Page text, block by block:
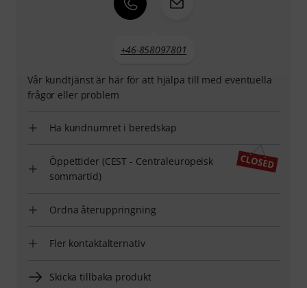
+46-858097801
Vår kundtjänst är här för att hjälpa till med eventuella
frågor eller problem
Ha kundnumret i beredskap
Öppettider (CEST - Centraleuropeisk
sommartid)
Ordna återuppringning
Fler kontaktalternativ
Skicka tillbaka produkt